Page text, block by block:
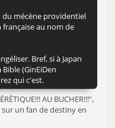
du mécène providentiel
au nom de
Bref, si à Japan
(GinEiDen
qui c'est.
AU BUCHER!!!",
un fan de destiny en